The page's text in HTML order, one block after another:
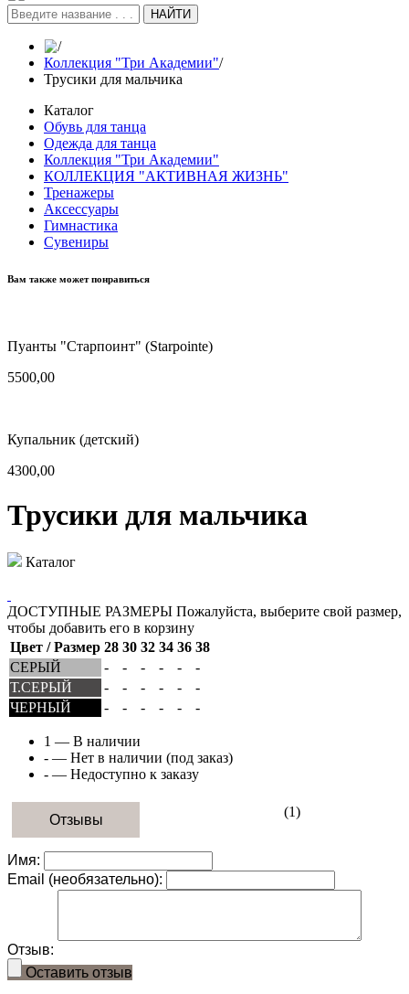
НАЙТИ
/
Коллекция "Три Академии"/
Трусики для мальчика
Каталог
Обувь для танца
Одежда для танца
Коллекция "Три Академии"
КОЛЛЕКЦИЯ "АКТИВНАЯ ЖИЗНЬ"
Тренажеры
Аксессуары
Гимнастика
Сувениры
Вам также может понравиться
Пуанты "Старпоинт" (Starpointe)
5500,00
Купальник (детский)
4300,00
Трусики для мальчика
Каталог
ДОСТУПНЫЕ РАЗМЕРЫ Пожалуйста, выберите свой размер,
чтобы добавить его в корзину
Цвет / Размер 28 30 32 34 36 38
СЕРЫЙ
- - - - -
-
Т.СЕРЫЙ
- - - - -
-
ЧЕРНЫЙ
- - - - - -
1 — В наличии
- — Нет в наличии (под заказ)
- — Недоступно к заказу
(1)
Отзывы
Имя:
Email (необязательно):
Отзыв:
Оставить отзыв